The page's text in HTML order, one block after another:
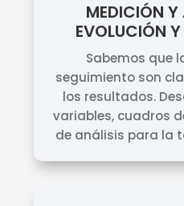
MEDICIÓN Y
EVOLUCIÓN
Sabemos que
seguimiento son
los resultados.
variables, cuadros
de análisis para la